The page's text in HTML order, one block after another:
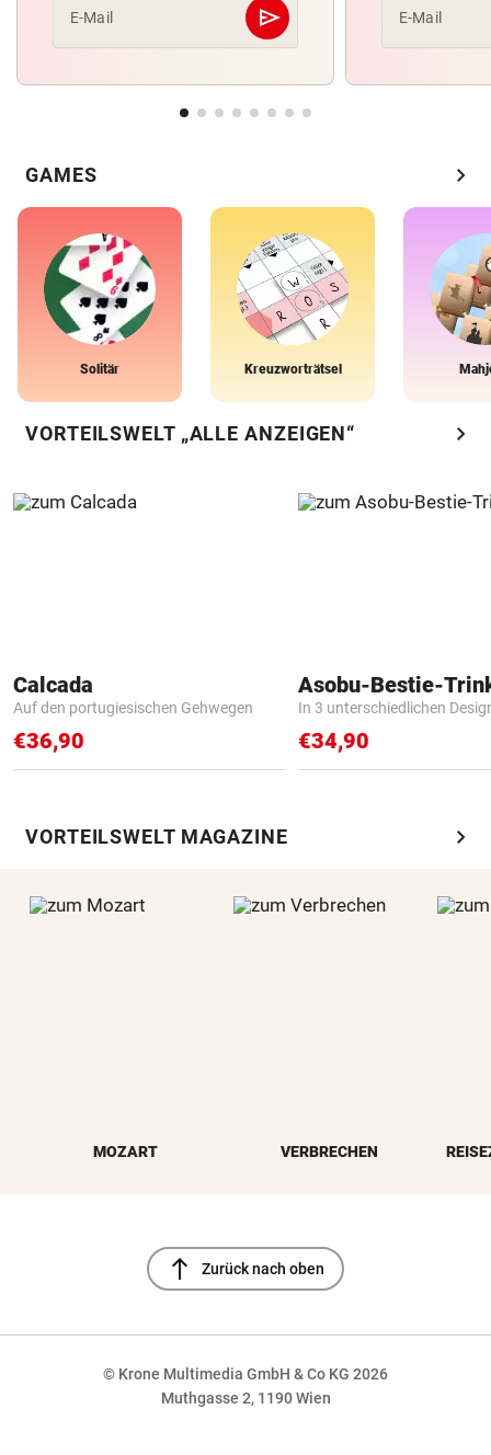
E-Mail send
Abschicken E-Mail
GAMES chevron_right
Solitär Kreuzworträtsel
VORTEILSWELT „ALLE ANZEIGEN“ chevron_right
Calcada
Auf den portugiesischen Gehwegen
€36,90
Asobu-Bestie-
In 3 unterschiedlichen
€34,90
VORTEILSWELT MAGAZINE chevron_right
MOZART VERBRECHEN
north Zurück nach oben
© Krone Multimedia GmbH & Co KG 2026
Muthgasse 2, 1190 Wien